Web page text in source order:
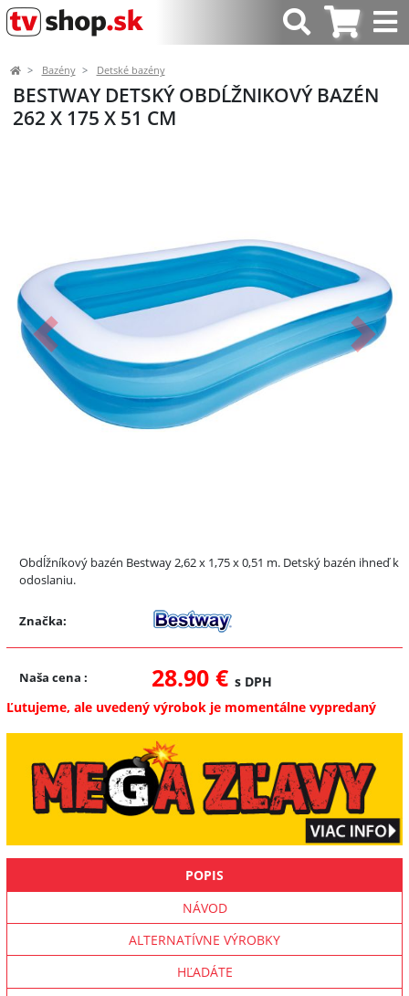
Bazény Detské bazény
BESTWAY DETSKÝ OBDĹŽNIKOVÝ BAZÉN
262 X 175 X 51 CM
Predchádzajúci Ďalší
Obdĺžníkový bazén Bestway 2,62 x 1,75 x 0,51 m. Detský bazén ihneď k
odoslaniu.
Značka:
Naša cena : 28.90 € s DPH
Ľutujeme, ale uvedený výrobok je momentálne vypredaný
POPIS
NÁVOD
ALTERNATÍVNE VÝROBKY
HĽADÁTE